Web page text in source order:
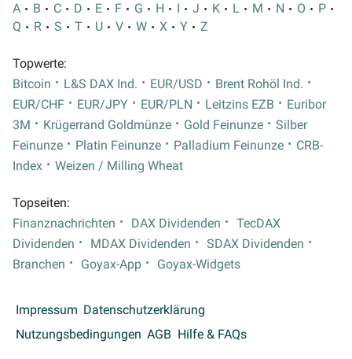
A
B C D E F G H I J K L M N O
P
Q
R S T U V W X Y Z
Topwerte:
Bitcoin
L&S DAX Ind. EUR/USD
Brent Rohöl Ind.
EUR/CHF
EUR/JPY EUR/PLN Leitzins EZB
Euribor
3M
Krügerrand Goldmünze Gold Feinunze
Silber
Feinunze
Platin Feinunze Palladium Feinunze
CRB-
Index
Weizen / Milling Wheat
Topseiten:
Finanznachrichten
DAX Dividenden
TecDAX
Dividenden
MDAX Dividenden
SDAX Dividenden
Branchen
Goyax-App Goyax-Widgets
Impressum Datenschutzerklärung
Nutzungsbedingungen AGB Hilfe & FAQs